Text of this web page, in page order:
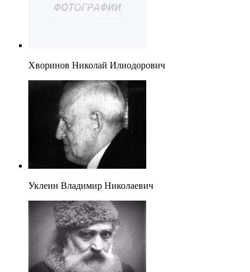
Хворинов Николай Илиодорович
Уклеин Владимир Николаевич